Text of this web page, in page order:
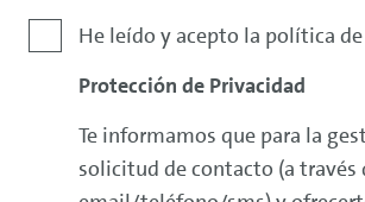
Exención
de
responsabilidad
He leído y acepto la política
Protección de Privacidad
Te informamos que para la
solicitud de contacto (a través